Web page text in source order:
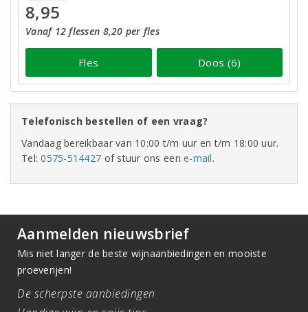
8,95
Vanaf 12 flessen 8,20 per fles
Fles Doos (6)
Telefonisch bestellen of een vraag?
Vandaag bereikbaar van 10:00 t/m uur en t/m 18:00 uur.
Tel:0575-514427 of stuur ons eene-mail.
Aanmelden nieuwsbrief
Mis niet langer de beste wijnaanbiedingen en mooiste
proeverijen!
De scherpste aanbiedingen